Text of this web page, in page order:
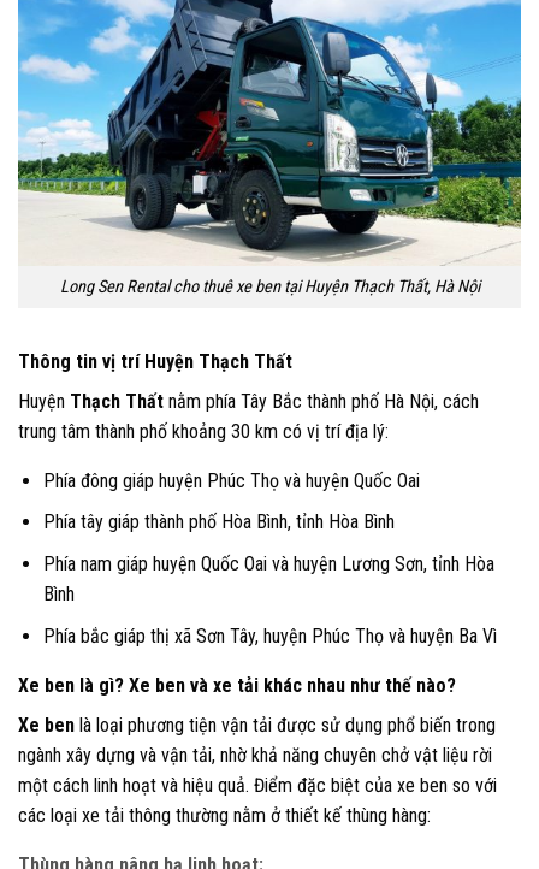
Long Sen Rental cho thuê xe ben tại Huyện Thạch Thất, Hà Nội
Thông tin vị trí Huyện Thạch Thất
Huyện Thạch Thất nằm phía Tây Bắc thành phố Hà Nội, cách
trung tâm thành phố khoảng 30 km có vị trí địa lý:
Phía đông giáp huyện Phúc Thọ và huyện Quốc Oai
Phía tây giáp thành phố Hòa Bình, tỉnh Hòa Bình
Phía nam giáp huyện Quốc Oai và huyện Lương Sơn, tỉnh Hòa
Bình
Phía bắc giáp thị xã Sơn Tây, huyện Phúc Thọ và huyện Ba Vì
Xe ben là gì? Xe ben và xe tải khác nhau như thế nào?
Xe ben là loại phương tiện vận tải được sử dụng phổ biến trong
ngành xây dựng và vận tải, nhờ khả năng chuyên chở vật liệu rời
một cách linh hoạt và hiệu quả. Điểm đặc biệt của xe ben so với
các loại xe tải thông thường nằm ở thiết kế thùng hàng:
Thùng hàng nâng hạ linh hoạt: